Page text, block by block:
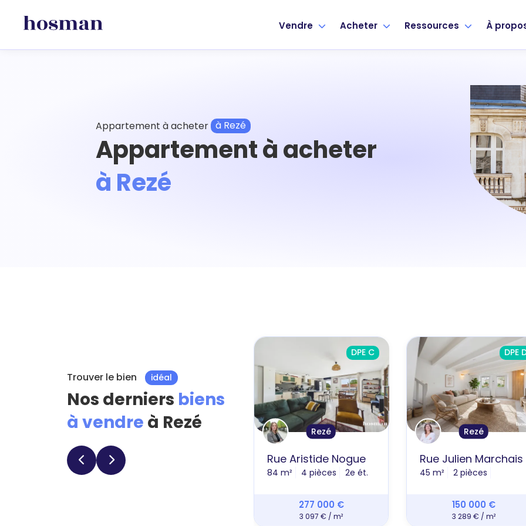
Vendre Acheter Ressources À
Appartement à acheter à Rezé
Appartement à acheter
à Rezé
Trouver le bien idéal
Nos derniers biens
à vendre à Rezé
DPE C
Rezé
Rue Aristide Nogue
84 m² 4 pièces 2e ét.
277 000 €
3 097 € / m²
DPE
Rezé
Rue Julien Marchais
45 m² 2 pièces
150 000 €
3 289 € / m²